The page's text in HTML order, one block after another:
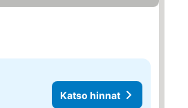
Katso hinnat